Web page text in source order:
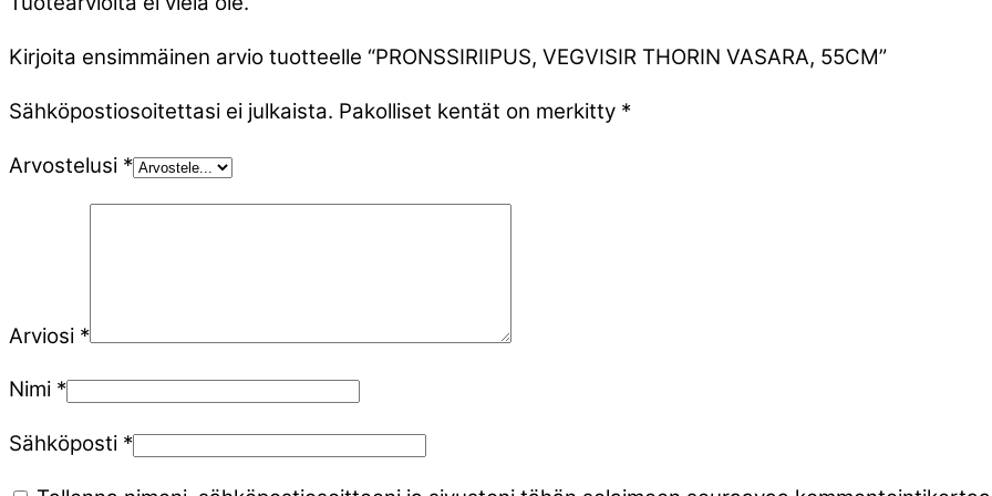
Kirjoita ensimmäinen arvio tuotteelle “PRONSSIRIIPUS, VEGVISIR THORIN VASARA, 55CM”
Sähköpostiosoitettasi ei julkaista. Pakolliset kentät on merkitty *
Arvostelusi *
Arviosi *
Nimi *
Sähköposti *